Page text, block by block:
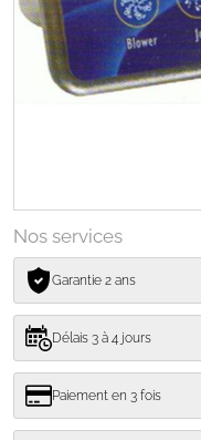
Nos services
Garantie 2 ans
Délais 3 à 4 jours
Paiement en 3 fois